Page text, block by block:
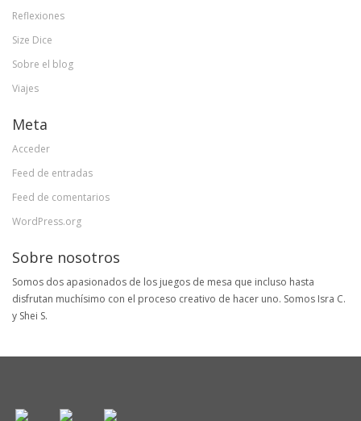
Reflexiones
Size Dice
Sobre el blog
Viajes
Meta
Acceder
Feed de entradas
Feed de comentarios
WordPress.org
Sobre nosotros
Somos dos apasionados de los juegos de mesa que incluso hasta
disfrutan muchísimo con el proceso creativo de hacer uno. Somos Isra C.
y Shei S.